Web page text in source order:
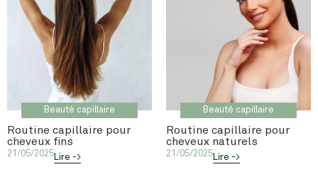
Beauté capillaire
Routine capillaire pour
cheveux fins
21/05/2025Lire ->
Beauté capillaire
Routine capillaire pour
cheveux naturels
21/05/2025Lire ->